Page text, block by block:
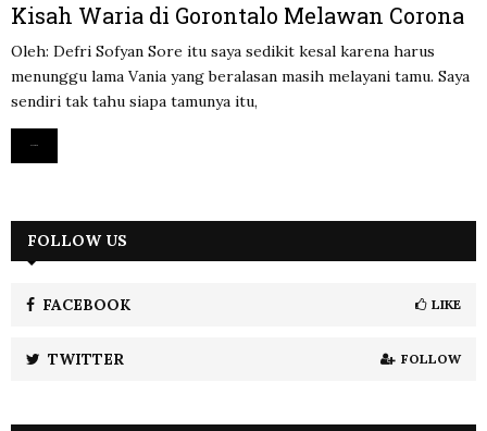
Kisah Waria di Gorontalo Melawan Corona
Oleh: Defri Sofyan Sore itu saya sedikit kesal karena harus
menunggu lama Vania yang beralasan masih melayani tamu. Saya
sendiri tak tahu siapa tamunya itu,
FOLLOW US
FACEBOOK LIKE
TWITTER FOLLOW